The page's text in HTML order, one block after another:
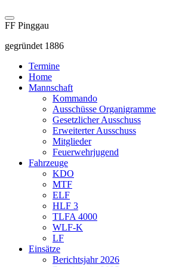
FF Pinggau
gegründet 1886
Termine
Home
Mannschaft
Kommando
Ausschüsse Organigramme
Gesetzlicher Ausschuss
Erweiterter Ausschuss
Mitglieder
Feuerwehrjugend
Fahrzeuge
KDO
MTF
ELF
HLF 3
TLFA 4000
WLF-K
LF
Einsätze
Berichtsjahr 2026